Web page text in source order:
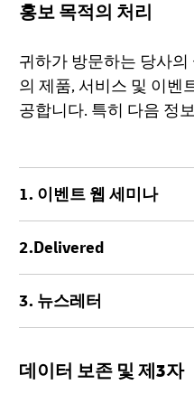
홍보 목적의 처리
귀하가 방문하는 당사의
의 제품, 서비스 및 이벤
공합니다. 특히 다음 정
1. 이벤트 웹 세미나
2.Delivered
3. 뉴스레터
데이터 보존 및 제3자